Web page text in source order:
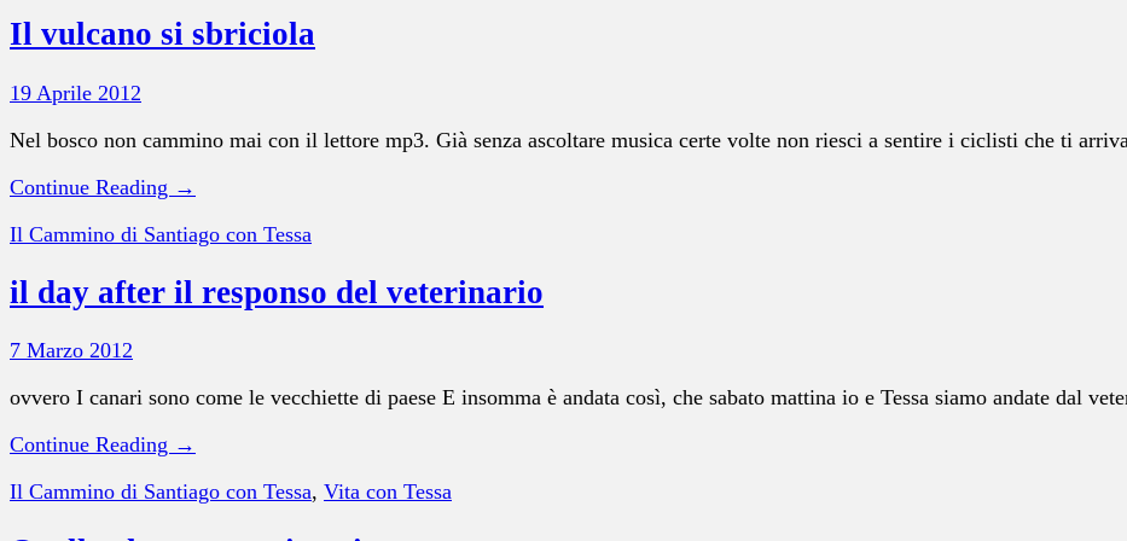
Il vulcano si sbriciola
19 Aprile 2012
Nel bosco non cammino mai con il lettore mp3. Già senza ascoltare musica certe volte non riesci a sentire i ciclisti che ti
Continue Reading →
Il Cammino di Santiago con Tessa
il day after il responso del veterinario
7 Marzo 2012
ovvero I canari sono come le vecchiette di paese E insomma è andata così, che sabato mattina io e Tessa siamo andate dal
Continue Reading →
Il Cammino di Santiago con Tessa, Vita con Tessa